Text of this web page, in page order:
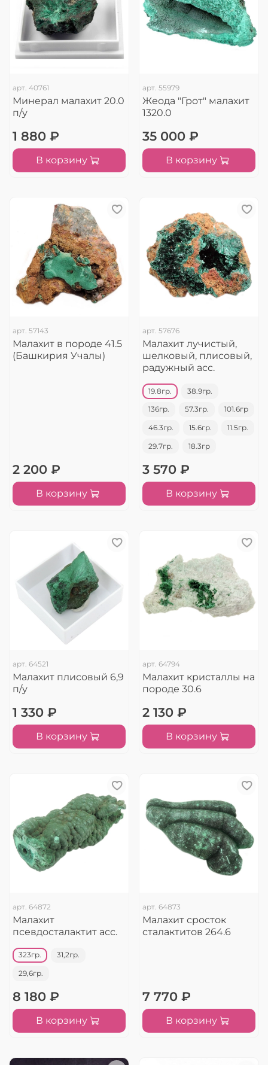
арт. 40761
Минерал малахит 20.0
п/у
1 880 ₽
В корзину
арт. 55979
Жеода "Грот" малахит
1320.0
35 000 ₽
В корзину
арт. 57143
Малахит в породе 41.5
(Башкирия Учалы)
2 200 ₽
В корзину
арт. 57676
Малахит лучистый,
шелковый, плисовый,
радужный асс.
19.8гр. 38.9гр.
136гр. 57.3гр. 101.6гр
46.3гр. 15.6гр. 11.5гр.
29.7гр. 18.3гр
3 570 ₽
В корзину
арт. 64521
Малахит плисовый 6,9
п/у
1 330 ₽
В корзину
арт. 64794
Малахит кристаллы на
породе 30.6
2 130 ₽
В корзину
арт. 64872
Малахит
псевдосталактит асс.
323гр. 31,2гр.
29,6гр.
8 180 ₽
В корзину
арт. 64873
Малахит сросток
сталактитов 264.6
7 770 ₽
В корзину